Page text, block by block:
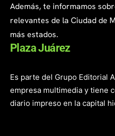
Además, te informamos
relevantes de la Ciudad de
más estados.
Plaza Juárez
Es parte del Grupo Editorial
empresa multimedia y tiene
diario impreso en la capital